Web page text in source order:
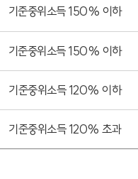
기준중위소득 150% 이하
기준중위소득 150% 이하
기준중위소득 120% 이하
기준중위소득 120% 초과